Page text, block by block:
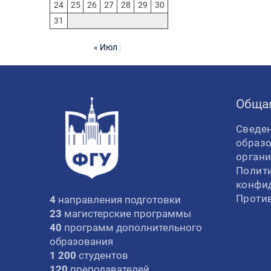
24
25 26 27 28 29
30
31
« Июл
4 направления подготовки
23 магистерские программы
40 программ дополнительного
образования
1 200 студентов